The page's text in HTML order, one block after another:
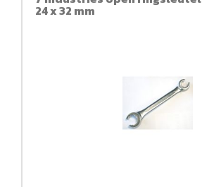
24 x 32 mm